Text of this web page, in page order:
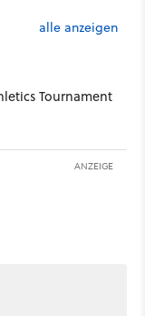
alle anzeigen
Tournament
ANZEIGE